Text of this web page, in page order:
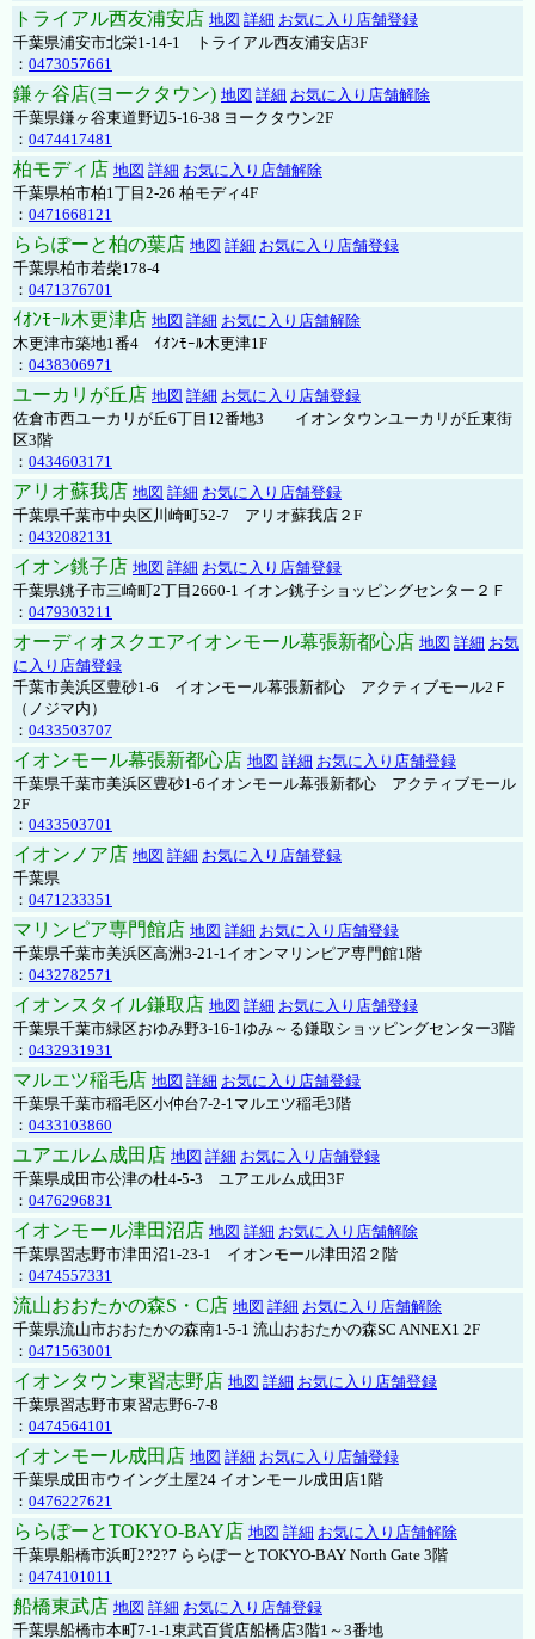
トライアル西友浦安店 地図 詳細 お気に入り店舗登録
千葉県浦安市北栄1-14-1 トライアル西友浦安店3F
： 0473057661
鎌ヶ谷店(ヨークタウン) 地図 詳細 お気に入り店舗解除
千葉県鎌ヶ谷東道野辺5-16-38 ヨークタウン2F
： 0474417481
柏モディ店 地図 詳細 お気に入り店舗解除
千葉県柏市柏1丁目2-26 柏モディ4F
： 0471668121
ららぽーと柏の葉店 地図 詳細 お気に入り店舗登録
千葉県柏市若柴178-4
： 0471376701
ｲｵﾝﾓｰﾙ木更津店 地図 詳細 お気に入り店舗解除
木更津市築地1番4 ｲｵﾝﾓｰﾙ木更津1F
： 0438306971
ユーカリが丘店 地図 詳細 お気に入り店舗登録
佐倉市西ユーカリが丘6丁目12番地3 イオンタウンユーカリが丘東街
区3階
： 0434603171
アリオ蘇我店 地図 詳細 お気に入り店舗登録
千葉県千葉市中央区川崎町52-7 アリオ蘇我店２F
： 0432082131
イオン銚子店 地図 詳細 お気に入り店舗登録
千葉県銚子市三崎町2丁目2660-1 イオン銚子ショッピングセンター２Ｆ
： 0479303211
オーディオスクエアイオンモール幕張新都心店 地図 詳細 お気
に入り店舗登録
千葉市美浜区豊砂1-6 イオンモール幕張新都心 アクティブモール2Ｆ
（ノジマ内）
： 0433503707
イオンモール幕張新都心店 地図 詳細 お気に入り店舗登録
千葉県千葉市美浜区豊砂1-6イオンモール幕張新都心 アクティブモール
2F
： 0433503701
イオンノア店 地図 詳細 お気に入り店舗登録
千葉県
： 0471233351
マリンピア専門館店 地図 詳細 お気に入り店舗登録
千葉県千葉市美浜区高洲3-21-1イオンマリンピア専門館1階
： 0432782571
イオンスタイル鎌取店 地図 詳細 お気に入り店舗登録
千葉県千葉市緑区おゆみ野3-16-1ゆみ～る鎌取ショッピングセンター3階
： 0432931931
マルエツ稲毛店 地図 詳細 お気に入り店舗登録
千葉県千葉市稲毛区小仲台7-2-1マルエツ稲毛3階
： 0433103860
ユアエルム成田店 地図 詳細 お気に入り店舗登録
千葉県成田市公津の杜4-5-3 ユアエルム成田3F
： 0476296831
イオンモール津田沼店 地図 詳細 お気に入り店舗解除
千葉県習志野市津田沼1-23-1 イオンモール津田沼２階
： 0474557331
流山おおたかの森S・C店 地図 詳細 お気に入り店舗解除
千葉県流山市おおたかの森南1-5-1 流山おおたかの森SC ANNEX1 2F
： 0471563001
イオンタウン東習志野店 地図 詳細 お気に入り店舗登録
千葉県習志野市東習志野6-7-8
： 0474564101
イオンモール成田店 地図 詳細 お気に入り店舗登録
千葉県成田市ウイング土屋24 イオンモール成田店1階
： 0476227621
ららぽーとTOKYO-BAY店 地図 詳細 お気に入り店舗解除
千葉県船橋市浜町2?2?7 ららぽーとTOKYO-BAY North Gate 3階
： 0474101011
船橋東武店 地図 詳細 お気に入り店舗登録
千葉県船橋市本町7-1-1東武百貨店船橋店3階1～3番地